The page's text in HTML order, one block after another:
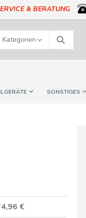
& BERATUNG
Suche
SONSTIGES
€